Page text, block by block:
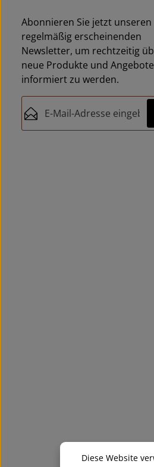
Abonnieren Sie jetzt unseren
regelmäßig erscheinenden
Newsletter, um rechtzeitig
neue Produkte und Angebote
informiert zu werden.
Diese Website